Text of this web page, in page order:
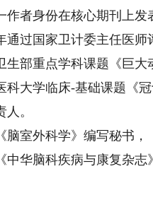
身份在核心期刊上发表
过国家卫计委主任医师
重点学科课题《巨大
学临床-基础课题《冠
。
外科学》编写秘书，
脑科疾病与康复杂志